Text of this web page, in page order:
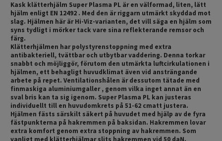
Kask klätterhjälm Super Plasma PL är en välformad, liten, lätt
hjälm enligt EN 12492 . Med den är riggarn utmärkt skyddad mot
slag. Hjälmen här är Hi-Viz-varianten, det vill säga en hjälm som
syns tydligt i mörker tack vare sina reflekterande remsor och
färg.
Klätterhjälmen har polystyrenstoppning med extra
antibakteriell, tvättbar och utbytbar vaddering. Denna torkar
snabbt och möjliggör, förutom den utmärkta luftcirkulationen i
hjälmen, ett behagligt huvudklimat även vid ansträngande
arbete på repet. Ventilationshålen är dessutom tätade med
finmaskiga aluminiumgaller , genom vilka inget annat än en
sval bris kan ta sig igenom. Super Plasma PL kan justeras
individuellt till en huvudomkrets på 51-62 cmatt justera.
Hjälmen fästs särskilt säkert på huvudet med hjälp av de fyra
fästpunkterna på hakremmen på baksidan. Hakremmen lovar
extra komfort genom extra stoppning av hakremmen. Som
vanligt med klätterhjälmar slits hakremmen vid 50 daN.